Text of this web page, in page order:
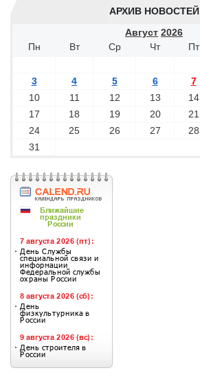
АРХИВ НОВОСТЕЙ
Август 2026
Пн
Вт Ср Чт Пт
3
4 5 6 7
10
11 12 13 14
17
18 19 20 21
24
25 26 27 28
31